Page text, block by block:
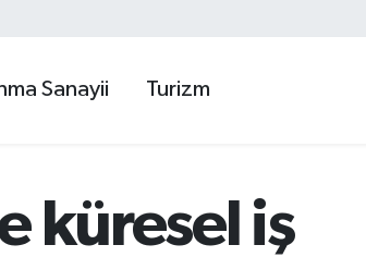
Sanayii Turizm
küresel iş